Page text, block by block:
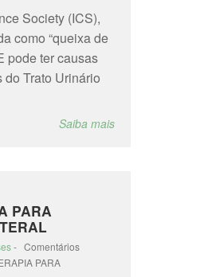
Society (ICS),
como “queixa de
pode ter causas
Trato Urinário
Saiba mais
PARA
- Comentários
PARA